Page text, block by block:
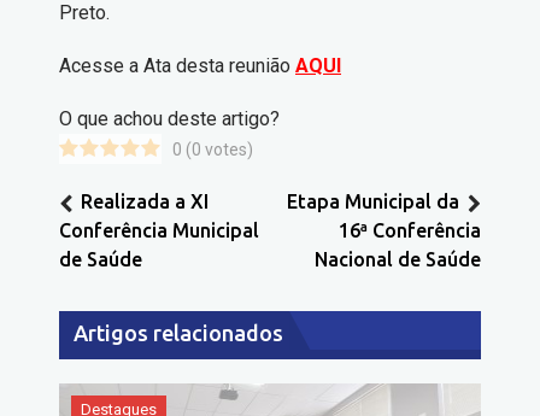
Preto.
Acesse a Ata desta reunião AQUI
O que achou deste artigo?
0 (0 votes)
Realizada a XI
Conferência Municipal
de Saúde
Etapa Municipal da
16ª Conferência
Nacional de Saúde
Artigos relacionados
Destaques